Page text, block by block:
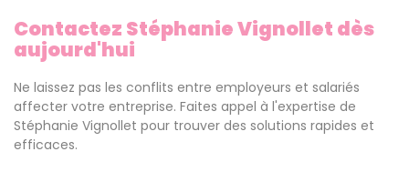
Contactez Stéphanie Vignollet dès
aujourd'hui
Ne laissez pas les conflits entre employeurs et salariés
affecter votre entreprise. Faites appel à l'expertise de
Stéphanie Vignollet pour trouver des solutions rapides et
efficaces.